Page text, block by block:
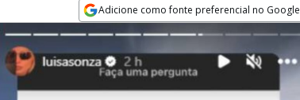
Adicione como fonte preferencial no Google
Opens in new window